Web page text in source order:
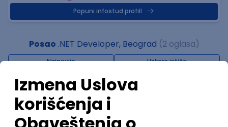
Popuni infostud profill
Posao .NET Developer, Beograd (2 oglasa)
Najnovije Uskoro ističe
.NET Software Developer
Factory World Wide
3
Beograd